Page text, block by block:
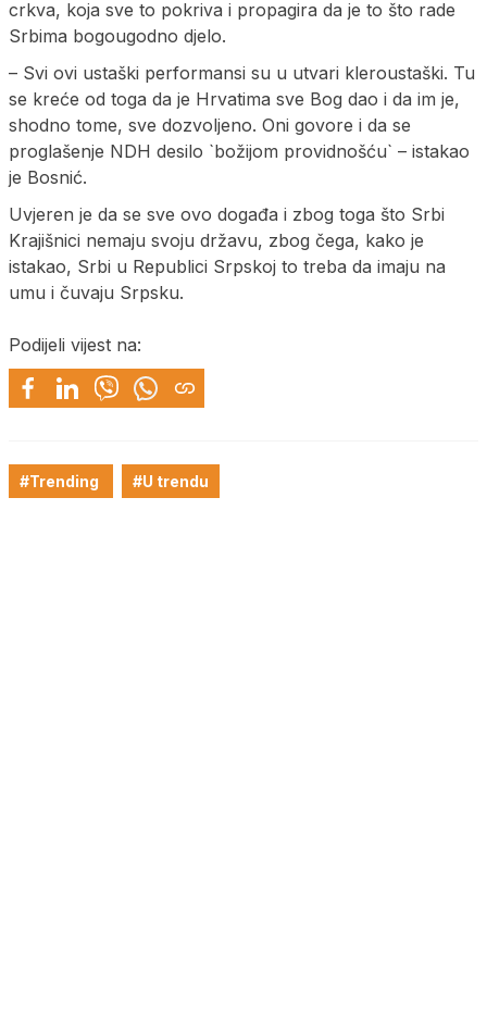
crkva, koja sve to pokriva i propagira da je to što rade
Srbima bogougodno djelo.
– Svi ovi ustaški performansi su u utvari kleroustaški. Tu
se kreće od toga da je Hrvatima sve Bog dao i da im je,
shodno tome, sve dozvoljeno. Oni govore i da se
proglašenje NDH desilo `božijom providnošću` – istakao
je Bosnić.
Uvjeren je da se sve ovo događa i zbog toga što Srbi
Krajišnici nemaju svoju državu, zbog čega, kako je
istakao, Srbi u Republici Srpskoj to treba da imaju na
umu i čuvaju Srpsku.
Podijeli vijest na:
#Trending #U trendu